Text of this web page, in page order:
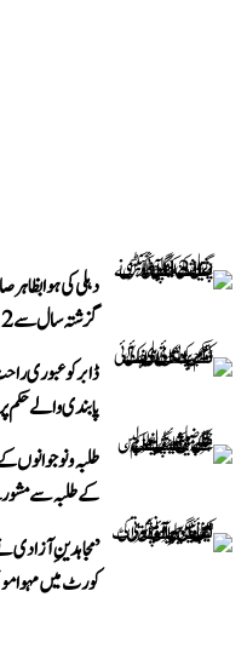
دہلی کی ہوا
گزشتہ سال سے 12 پوائنٹس زیادہ: اجے ماکن
ڈابر کو عبوری
پابندی والے حکم
طلبہ و
کے طلبہ سے
’مجاہدینِ آزادی
کورٹ میں مہوا